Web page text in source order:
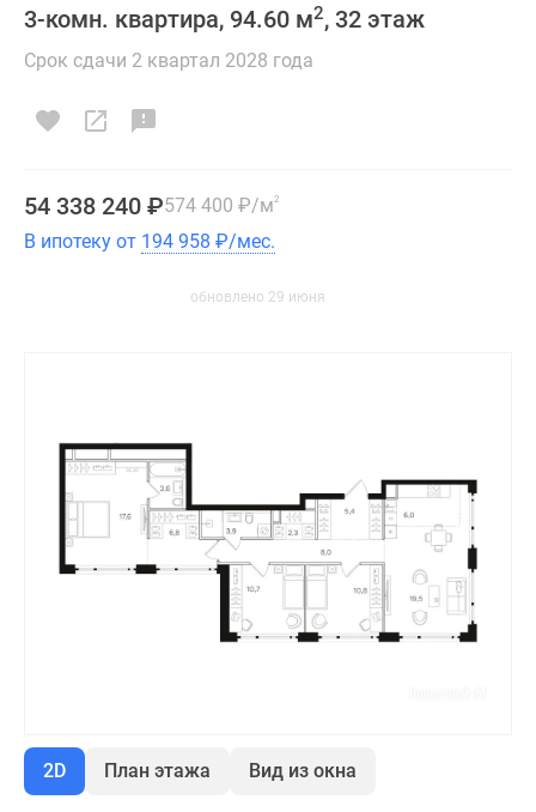
3-комн. квартира, 94.60 м2, 32 этаж
Срок сдачи 2 квартал 2028 года
54 338 240 ₽574 400 ₽/м2
В ипотеку от 194 958 ₽/мес.
обновлено 29 июня
2D План этажа Вид из окна